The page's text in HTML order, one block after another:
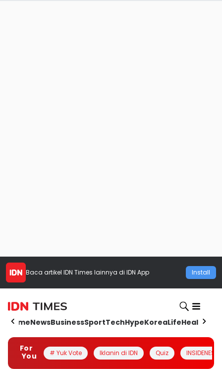
Baca artikel IDN Times lainnya di IDN App Install
HomeNewsBusinessSportTechHypeKoreaLifeHealth
For
You
# Yuk Vote Iklanin di IDN Quiz INSIDENESIA